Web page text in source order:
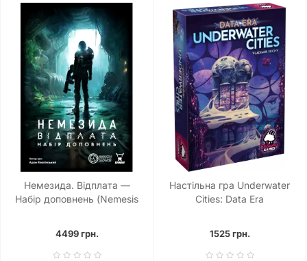
Немезида. Відплата —
Набір доповнень (Nemesis
4499 грн.
Настільна гра Underwater
Cities: Data Era
1525 грн.